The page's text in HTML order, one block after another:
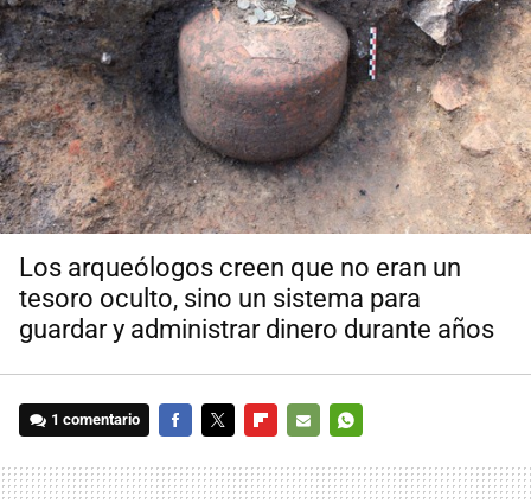
Los arqueólogos creen que no eran un
tesoro oculto, sino un sistema para
guardar y administrar dinero durante años
1 comentario
MAIL